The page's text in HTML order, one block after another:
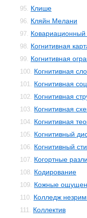
95. Клише
96. Кляйн Мелани
97. Ковариационный
98. Когнитивная
99. Когнитивная
100. Когнитивная
101. Когнитивная
102. Когнитивная
103. Когнитивная
104. Когнитивная
105. Когнитивный
106. Когнитивный
107. Когортные
108. Кодирование
109. Кожные
110. Колледж
111. Коллектив